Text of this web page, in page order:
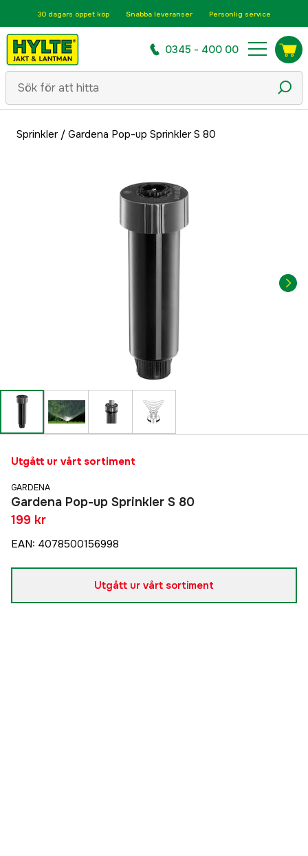
30 dagars öppet köp Snabba leveranser Personlig service
0345 - 400 00
Sprinkler/ Gardena Pop-up Sprinkler S 80
Utgått ur vårt sortiment
GARDENA
Gardena Pop-up Sprinkler S 80
199 kr
EAN: 4078500156998
Utgått ur vårt sortiment